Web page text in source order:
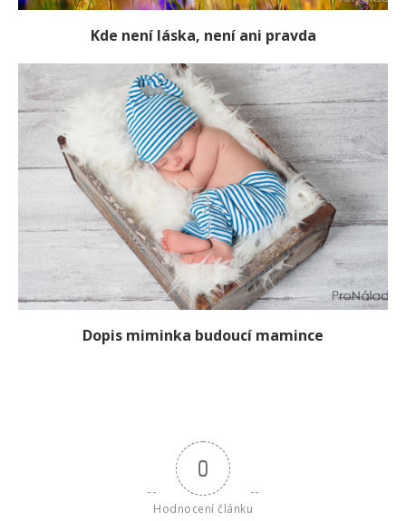
Kde není láska, není ani pravda
Dopis miminka budoucí mamince
0
Hodnocení článku